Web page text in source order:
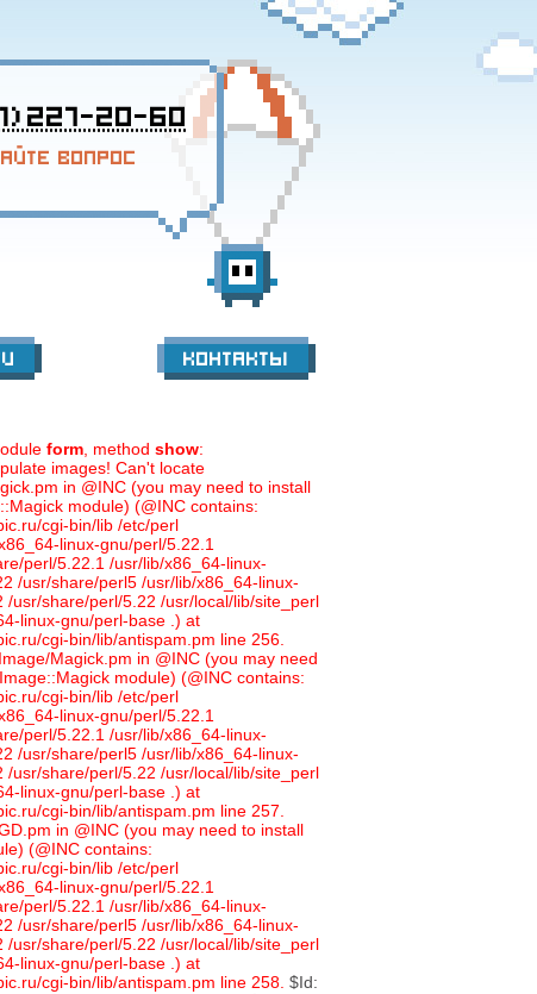
227-20-60
вопрос
Контакты
form , method show:
images! Can't locate
in @INC (you may need to install
module) (@INC contains:
cgi-bin/lib /etc/perl
linux-gnu/perl/5.22.1
perl/5.22.1 /usr/lib/x86_64-linux-
/usr/share/perl5 /usr/lib/x86_64-linux-
/usr/share/perl/5.22 /usr/local/lib/site_perl
linux-gnu/perl-base .) at
cgi-bin/lib/antispam.pm line 256.
Magick.pm in @INC (you may need
module) (@INC contains:
cgi-bin/lib /etc/perl
linux-gnu/perl/5.22.1
perl/5.22.1 /usr/lib/x86_64-linux-
/usr/share/perl5 /usr/lib/x86_64-linux-
/usr/share/perl/5.22 /usr/local/lib/site_perl
linux-gnu/perl-base .) at
cgi-bin/lib/antispam.pm line 257.
in @INC (you may need to install
(@INC contains:
cgi-bin/lib /etc/perl
linux-gnu/perl/5.22.1
perl/5.22.1 /usr/lib/x86_64-linux-
/usr/share/perl5 /usr/lib/x86_64-linux-
/usr/share/perl/5.22 /usr/local/lib/site_perl
linux-gnu/perl-base .) at
cgi-bin/lib/antispam.pm line 258. $Id: